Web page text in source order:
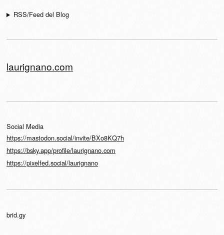
RSS/Feed del Blog
laurignano.com
Social Media
https://mastodon.social/invite/BXo8KQ7h
https://bsky.app/profile/laurignano.com
https://pixelfed.social/laurignano
brid.gy